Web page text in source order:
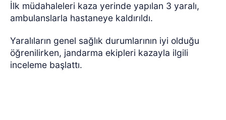
İlk müdahaleleri kaza yerinde yapılan 3 yaralı,
ambulanslarla hastaneye kaldırıldı.
Yaralıların genel sağlık durumlarının iyi olduğu
öğrenilirken, jandarma ekipleri kazayla ilgili
inceleme başlattı.